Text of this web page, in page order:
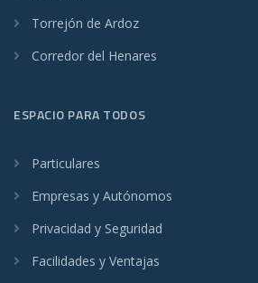
Torrejón de Ardoz
Corredor del Henares
ESPACIO PARA TODOS
Particulares
Empresas y Autónomos
Privacidad y Seguridad
Facilidades y Ventajas